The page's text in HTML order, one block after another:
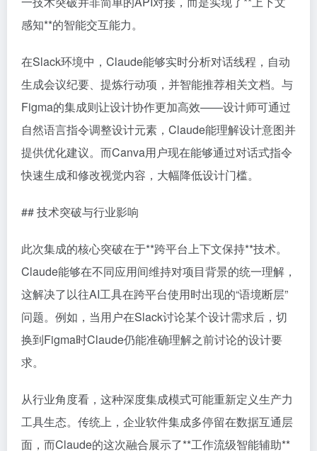
感知**的智能交互能力。
在Slack环境中，Claude能够实时分析对话线程，自动
生成会议纪要、提炼行动项，并智能推荐相关文档。与
Figma的集成则让设计协作更加高效——设计师可通过
自然语言指令调整设计元素，Claude能理解设计意图并
提供优化建议。而Canva用户现在能够通过对话式指令
快速生成和修改视觉内容，大幅降低设计门槛。
## 技术突破与行业影响
此次集成的核心突破在于**跨平台上下文保持**技术。
Claude能够在不同应用间维持对项目背景的统一理解，
这解决了以往AI工具在跨平台使用时出现的“语境断层”
问题。例如，当用户在Slack讨论某个设计需求后，切
换到Figma时Claude仍能准确理解之前讨论的设计要
求。
从行业角度看，这种深度集成模式可能重新定义生产力
工具生态。传统上，企业软件集成多停留在数据互通层
面，而Claude的这次融合展示了**工作流级智能辅助**